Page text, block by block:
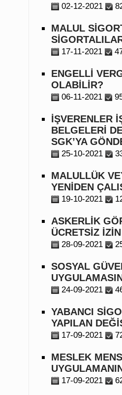
02-12-2021
MALUL
17-11-2021
ENGELLİ
OLABİLİR?
06-11-2021
İŞVERENLER
BELGELERİ
SGK’YA
25-10-2021
MALULLÜK
YENİDEN
19-10-2021
ASKERLİK
ÜCRETSİZ
28-09-2021
SOSYAL
24-09-2021
YABANCI
YAPILAN
17-09-2021
MESLEK
17-09-2021